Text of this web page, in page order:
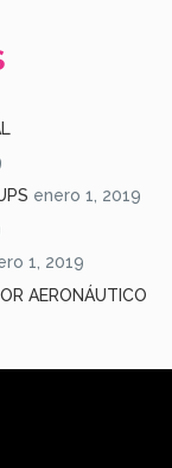
enero 1, 2019
1, 2019
AERONÁUTICO